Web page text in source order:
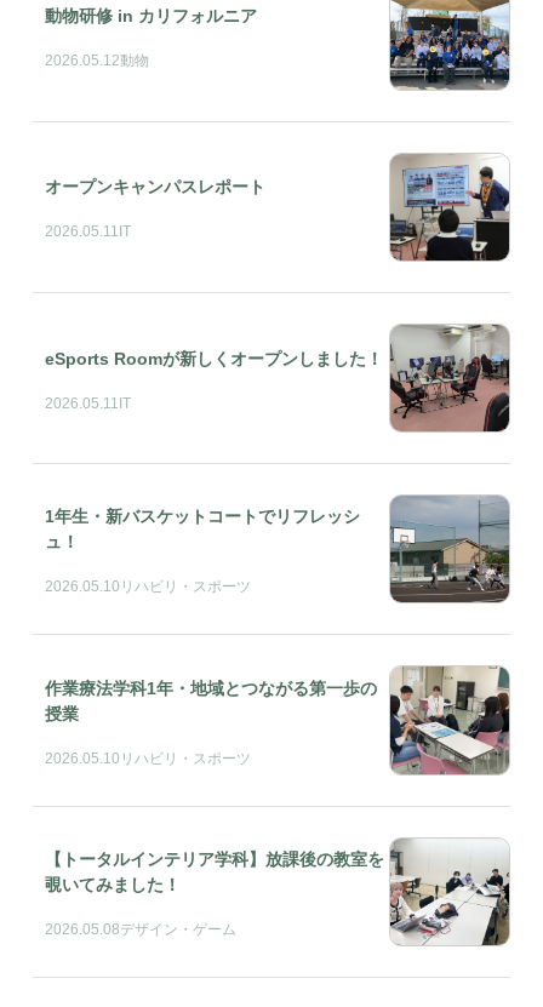
動物研修 in カリフォルニア
2026.05.12動物
オープンキャンパスレポート
2026.05.11 IT
eSports Roomが新しくオープンしました！
2026.05.11 IT
1年生・新バスケットコートでリフレッシ
ュ！
2026.05.10 リハビリ・スポーツ
作業療法学科1年・地域とつながる第一歩の
授業
2026.05.10 リハビリ・スポーツ
【トータルインテリア学科】放課後の教室を
覗いてみました！
2026.05.08デザイン・ゲーム